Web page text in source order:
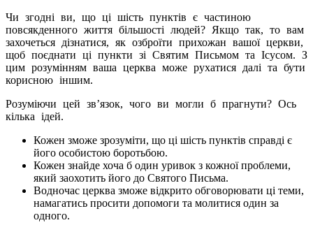
Чи згодні ви, що ці шість пунктів є частиною
повсякденного життя більшості людей? Якщо так, то вам
захочеться дізнатися, як озброїти прихожан вашої церкви,
щоб поєднати ці пункти зі Святим Письмом та Ісусом. З
цим розумінням ваша церква може рухатися далі та бути
корисною іншим.
Розуміючи цей зв’язок, чого ви могли б прагнути? Ось
кілька ідей.
Кожен зможе зрозуміти, що ці шість пунктів справді є
його особистою боротьбою.
Кожен знайде хоча б один уривок з кожної проблеми,
який заохотить його до Святого Письма.
Водночас церква зможе відкрито обговорювати ці теми,
намагатись просити допомоги та молитися один за
одного.